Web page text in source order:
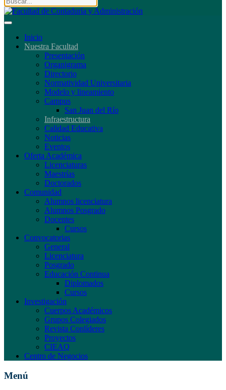
Inicio
Nuestra Facultad
Presentación
Organigrama
Directorio
Normatividad Universitaria
Modelo y lineamiento
Campus
San Juan del Río
Infraestructura
Calidad Educativa
Noticias
Eventos
Oferta Académica
Licenciaturas
Maestrías
Doctorados
Comunidad
Alumnos licenciatura
Alumnos Posgrado
Docentes
Cursos
Convocatorias
General
Licenciatura
Posgrado
Educación Continua
Diplomados
Cursos
Investigación
Cuerpos Académicos
Grupos Colegiados
Revista Conlíderes
Proyectos
CIEAQ
Centro de Negocios
Menú